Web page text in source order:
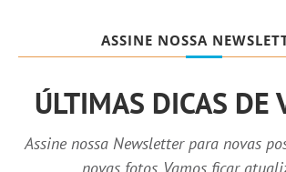
ASSINE NOSSA
ÚLTIMAS DICAS DE
Assine nossa Newsletter para novas